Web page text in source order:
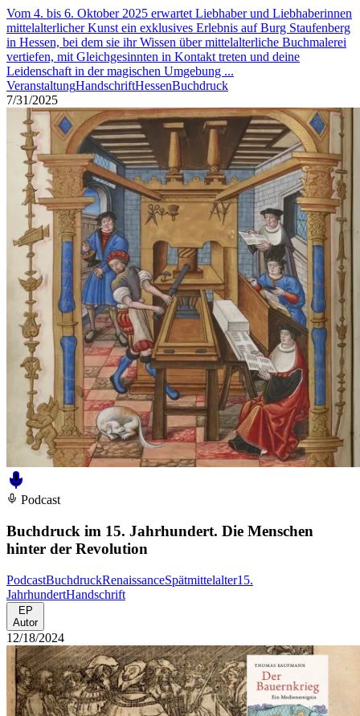
Vom 4. bis 6. Oktober 2025 erwartet Liebhaber und Liebhaberinnen
mittelalterlicher Kunst ein exklusives Erlebnis auf Burg Staufenberg
in Hessen, bei dem sie ihr Wissen über mittelalterliche Buchmalerei
vertiefen, mit Gleichgesinnten in Kontakt treten und deine
Leidenschaft in der magischen Umgebung ...
VeranstaltungHandschriftHessenBuchdruck
7/31/2025
Podcast
Buchdruck im 15. Jahrhundert. Die Menschen
hinter der Revolution
PodcastBuchdruckRenaissanceSpätmittelalter15.
JahrhundertHandschrift
EP
Autor
12/18/2024